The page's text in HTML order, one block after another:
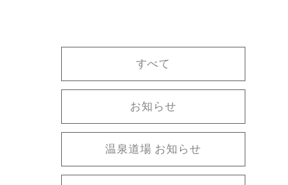
すべて
お知らせ
温泉道場 お知らせ